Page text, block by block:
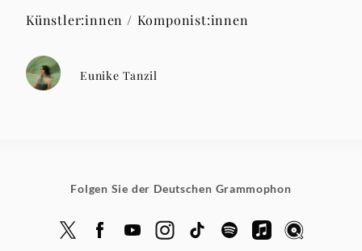
Künstler:innen / Komponist:innen
Eunike Tanzil
Folgen Sie der Deutschen Grammophon